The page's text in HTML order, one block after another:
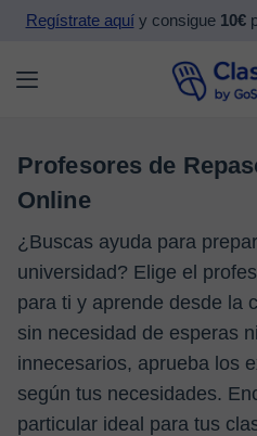
Regístrate aquíy consigue 10€
Profesores de
Online
¿Buscas ayuda para
universidad? Elige el
para ti y aprende desde la
sin necesidad de esperas
innecesarios, aprueba los
según tus necesidades.
particular ideal para tus